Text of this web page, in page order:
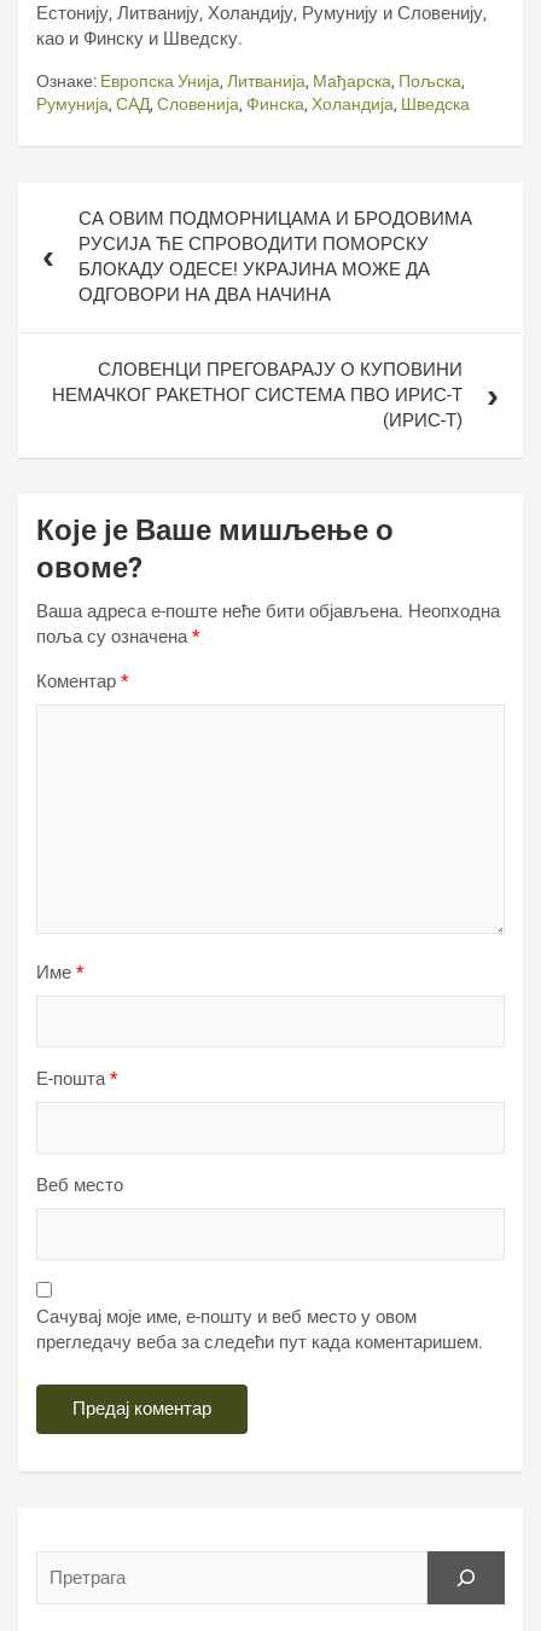
Естонију, Литванију, Холандију, Румунију и Словенију,
као и Финску и Шведску.
Ознаке: Европска Унија, Литванија, Мађарска, Пољска,
Румунија, САД, Словенија, Финска, Холандија, Шведска
чланкаСА ОВИМ ПОДМОРНИЦАМА И БРОДОВИМА
РУСИЈА ЋЕ СПРОВОДИТИ ПОМОРСКУ
БЛОКАДУ ОДЕСЕ! УКРАЈИНА МОЖЕ ДА
ОДГОВОРИ НА ДВА НАЧИНА
СЛОВЕНЦИ ПРЕГОВАРАЈУ О КУПОВИНИ
НЕМАЧКОГ РАКЕТНОГ СИСТЕМА ПВО ИРИС-Т
(ИРИС-Т)
Које је Ваше мишљење о
овоме?
Ваша адреса е-поште неће бити објављена. Неопходна
поља су означена*
Коментар *
Име *
Е-пошта*
Веб место
Сачувај моје име, е-пошту и веб место у овом
прегледачу веба за следећи пут када коментаришем.